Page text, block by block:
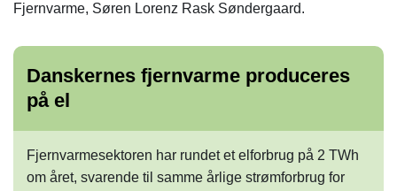
Fjernvarme, Søren Lorenz Rask Søndergaard.
Danskernes fjernvarme produceres
på el
Fjernvarmesektoren har rundet et elforbrug på 2 TWh
om året, svarende til samme årlige strømforbrug for